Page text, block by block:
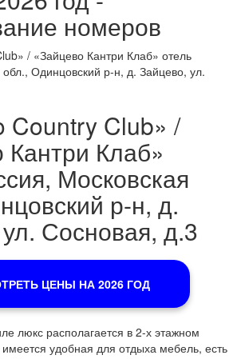
номеров
/ «Зайцево Кантри Клаб» отель
Одинцовский р-н, д. Зайцево, ул.
Country Club» /
Кантри Клаб»
Московская
р-н, д.
Сосновая, д.3
ЦЕНЫ НА 2026 ГОД
люкс располагается в 2-х этажном
удобная для отдыха мебель, есть